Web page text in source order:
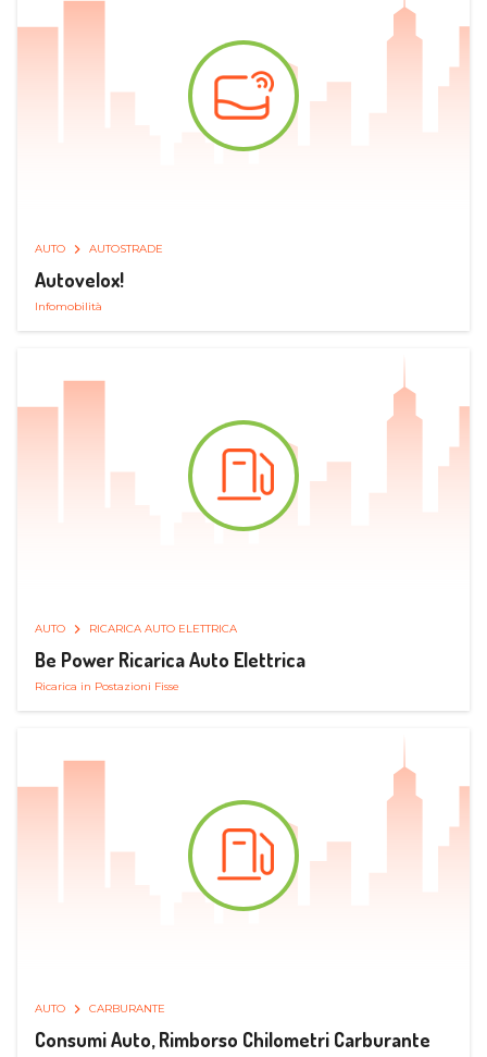
AUTO AUTOSTRADE
Autovelox!
Infomobilità
AUTO RICARICA AUTO ELETTRICA
Be Power Ricarica Auto Elettrica
Ricarica in Postazioni Fisse
AUTO CARBURANTE
Consumi Auto, Rimborso Chilometri Carburante